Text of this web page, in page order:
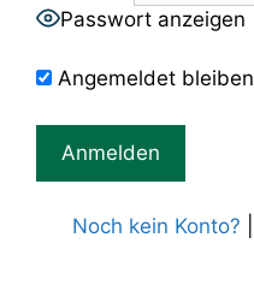
Passwort anzeigen
Angemeldet bleiben
Noch kein Konto?